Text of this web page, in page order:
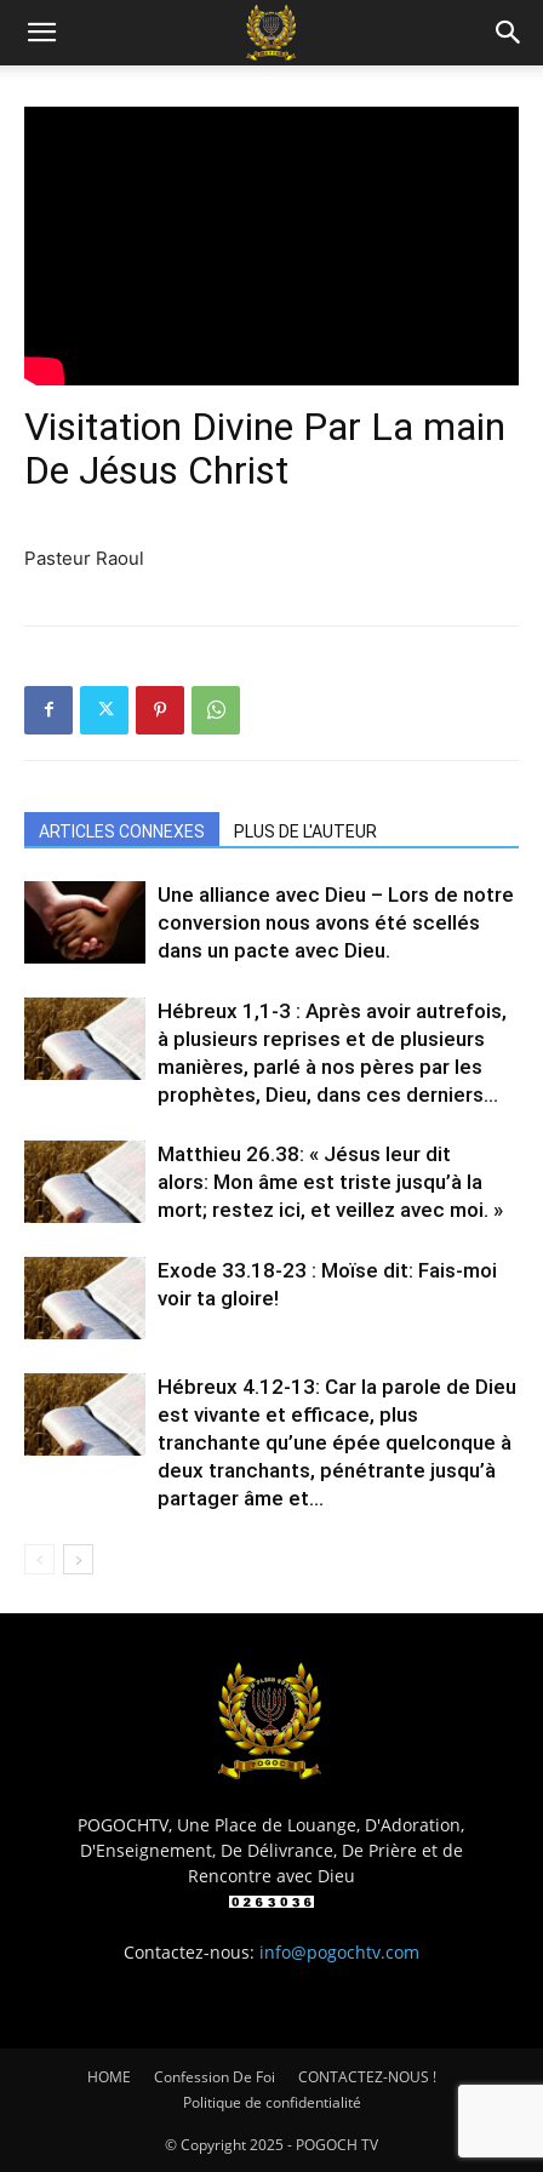
Visitation Divine Par La main
De Jésus Christ
Pasteur Raoul
ARTICLES CONNEXES PLUS DE L'AUTEUR
Une alliance avec Dieu – Lors de notre
conversion nous avons été scellés
dans un pacte avec Dieu.
Hébreux 1,1-3 : Après avoir autrefois,
à plusieurs reprises et de plusieurs
manières, parlé à nos pères par les
prophètes, Dieu, dans ces derniers…
Matthieu 26.38: « Jésus leur dit
alors: Mon âme est triste jusqu’à la
mort; restez ici, et veillez avec moi. »
Exode 33.18-23 : Moïse dit: Fais-moi
voir ta gloire!
Hébreux 4.12-13: Car la parole de Dieu
est vivante et efficace, plus
tranchante qu’une épée quelconque à
deux tranchants, pénétrante jusqu’à
partager âme et…
POGOCHTV, Une Place de Louange, D'Adoration,
D'Enseignement, De Délivrance, De Prière et de
Rencontre avec Dieu
Contactez-nous: info@pogochtv.com
HOME Confession De Foi
CONTACTEZ-NOUS !
Politique de confidentialité
© Copyright 2025 - POGOCH TV